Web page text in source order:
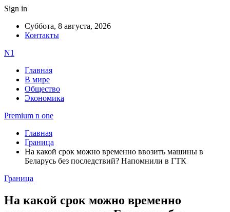
Sign in
Суббота, 8 августа, 2026
Контакты
N1
Главная
В мире
Общество
Экономика
Premium n one
Главная
Граница
На какой срок можно временно ввозить машины в
Беларусь без последствий? Напомнили в ГТК
Граница
На какой срок можно временно